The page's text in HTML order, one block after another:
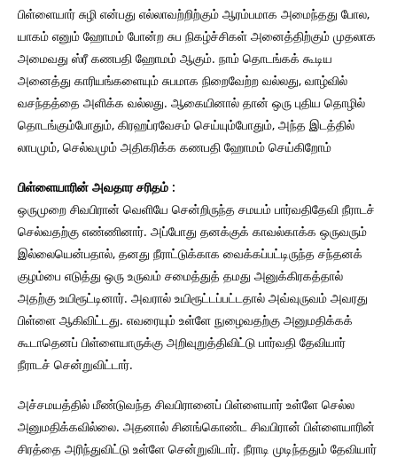
பிள்ளையார் சுழி என்பது எல்லாவற்றிற்கும் ஆரம்பமாக அமைந்தது போல,
யாகம் எனும் ஹோமம் போன்ற சுப நிகழ்ச்சிகள் அனைத்திற்கும் முதலாக
அமைவது ஸ்ரீ கணபதி ஹோமம் ஆகும். நாம் தொடங்கக் கூடிய
அனைத்து காரியங்களையும் சுபமாக நிறைவேற்ற வல்லது, வாழ்வில்
வசந்தத்தை அளிக்க வல்லது. ஆகையினால் தான் ஒரு புதிய தொழில்
தொடங்கும்போதும், கிரஹப்ரவேசம் செய்யும்போதும், அந்த இடத்தில்
லாபமும், செல்வமும் அதிகரிக்க கணபதி ஹோமம் செய்கிறோம்
பிள்ளையாரின் அவதார சரிதம் :
ஒருமுறை சிவபிரான் வெளியே சென்றிருந்த சமயம் பார்வதிதேவி நீராடச்
செல்வதற்கு எண்ணினார். அப்போது தனக்குக் காவல்காக்க ஒருவரும்
இல்லையென்பதால், தனது நீராட்டுக்காக வைக்கப்பட்டிருந்த சந்தனக்
குழம்பை எடுத்து ஒரு உருவம் சமைத்துத் தமது அனுக்கிரகத்தால்
அதற்கு உயிரூட்டினார். அவரால் உயிரூட்டப்பட்டதால் அவ்வுருவம் அவரது
பிள்ளை ஆகிவிட்டது. எவரையும் உள்ளே நுழைவதற்கு அனுமதிக்கக்
கூடாதெனப் பிள்ளையாருக்கு அறிவுறுத்திவிட்டு பார்வதி தேவியார்
நீராடச் சென்றுவிட்டார்.
அச்சமயத்தில் மீண்டுவந்த சிவபிரானைப் பிள்ளையார் உள்ளே செல்ல
அனுமதிக்கவில்லை. அதனால் சினங்கொண்ட சிவபிரான் பிள்ளையாரின்
சிரத்தை அரிந்துவிட்டு உள்ளே சென்றுவிடார். நீராடி முடிந்ததும் தேவியார்